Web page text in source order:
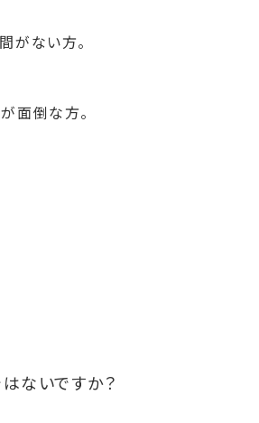
がない方。
面倒な方。
ないですか？